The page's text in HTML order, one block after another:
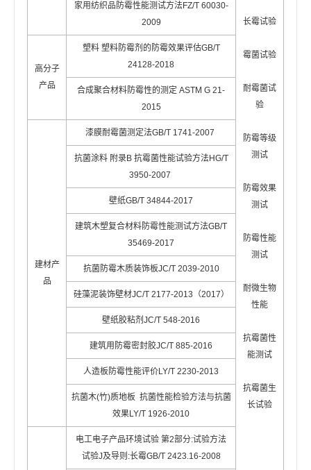
长霉试验
霉菌试验
耐霉菌试
验
防霉等级
测试
防霉效果
测试
防霉性能
测试
耐微生物
性能
抗霉菌性
能测试
抗霉菌生
长试验
家用纺织品防霉性能测试方法FZ/T 60030-
2009
高分子
产品
塑料 塑料防霉剂的防霉效果评估GB/T
24128-2018
合成聚合材料防霉性的测定 ASTM G 21-
2015
建材产
品
漆膜耐霉菌测定法GB/T 1741-2007
抗菌涂料 附录B 抗霉菌性能试验方法HG/T
3950-2007
壁纸GB/T 34844-2017
建筑木塑复合材料防霉性能测试方法GB/T
35469-2017
抗菌防霉木质装饰板JC/T 2039-2010
硅藻泥装饰壁材JC/T 2177-2013（2017）
壁纸胶粘剂JC/T 548-2016
建筑用防霉密封胶JC/T 885-2016
人造板防霉性能评价LY/T 2230-2013
抗菌木(竹)质地板 抗菌性能检验方法与抗菌
效果LY/T 1926-2010
电工电子产品环境试验 第2部分:试验方法
试验J及导则:长霉GB/T 2423.16-2008